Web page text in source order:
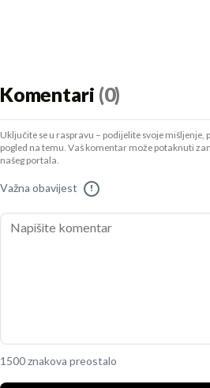
Komentari (0)
Uključite se u raspravu – podijelite svoje
pogled na temu. Vaš komentar može potaknuti
našeg portala.
Važna obavijest !
1500 znakova preostalo